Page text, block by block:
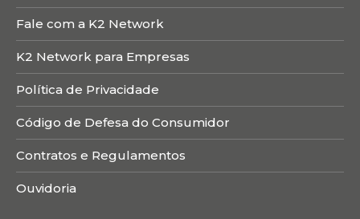
Fale com a K2 Network
K2 Network para Empresas
Política de Privacidade
Código de Defesa do Consumidor
Contratos e Regulamentos
Ouvidoria